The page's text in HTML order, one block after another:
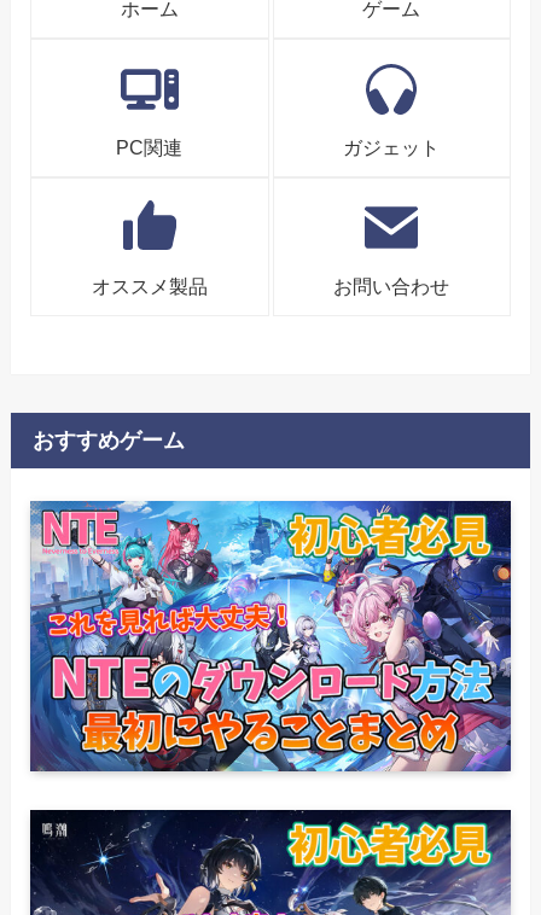
ホーム ゲーム
PC関連 ガジェット
オススメ製品 お問い合わせ
おすすめゲーム